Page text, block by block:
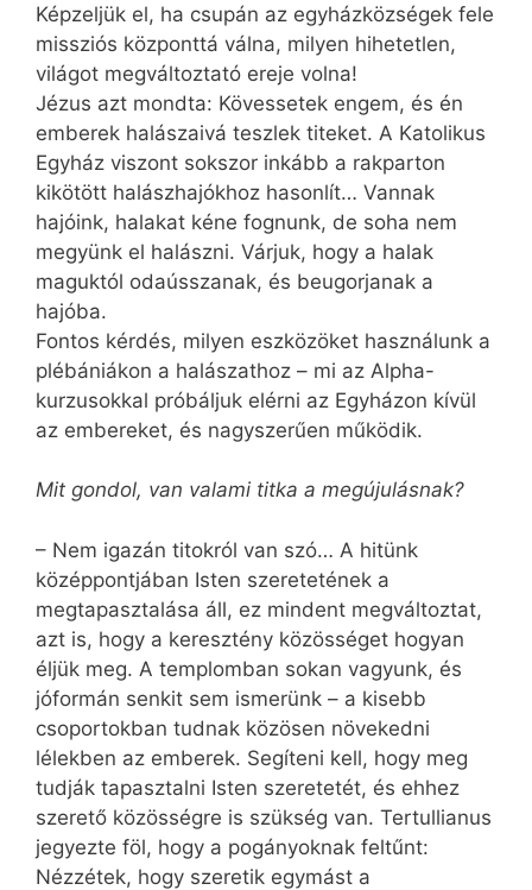
Képzeljük el, ha csupán az egyházközségek fele
missziós központtá válna, milyen hihetetlen,
világot megváltoztató ereje volna!
Jézus azt mondta: Kövessetek engem, és én
emberek halászaivá teszlek titeket. A Katolikus
Egyház viszont sokszor inkább a rakparton
kikötött halászhajókhoz hasonlít… Vannak
hajóink, halakat kéne fognunk, de soha nem
megyünk el halászni. Várjuk, hogy a halak
maguktól odaússzanak, és beugorjanak a
hajóba.
Fontos kérdés, milyen eszközöket használunk a
plébániákon a halászathoz – mi az Alpha-
kurzusokkal próbáljuk elérni az Egyházon kívül
az embereket, és nagyszerűen működik.
Mit gondol, van valami titka a megújulásnak?
– Nem igazán titokról van szó… A hitünk
középpontjában Isten szeretetének a
megtapasztalása áll, ez mindent megváltoztat,
azt is, hogy a keresztény közösséget hogyan
éljük meg. A templomban sokan vagyunk, és
jóformán senkit sem ismerünk – a kisebb
csoportokban tudnak közösen növekedni
lélekben az emberek. Segíteni kell, hogy meg
tudják tapasztalni Isten szeretetét, és ehhez
szerető közösségre is szükség van. Tertullianus
jegyezte föl, hogy a pogányoknak feltűnt:
Nézzétek, hogy szeretik egymást a